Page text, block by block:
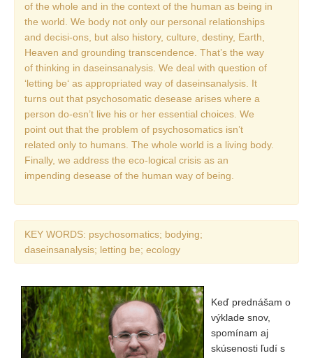
Vydání 4-2016
Archiv
EDITOŘI
BLOG
REDAKCE
Pokyny pro autory
ARCHIV
of the whole and in the context of the human as being in
the world. We body not only our personal relationships
and decisi-ons, but also history, culture, destiny, Earth,
Heaven and grounding transcendence. That’s the way
of thinking in daseinsanalysis. We deal with question of
‘letting be‘ as appropriated way of daseinsanalysis. It
turns out that psychosomatic desease arises where a
person do-esn’t live his or her essential choices. We
point out that the problem of psychosomatics isn’t
related only to humans. The whole world is a living body.
Finally, we address the eco-logical crisis as an
impending desease of the human way of being.
KEY WORDS: psychosomatics; bodying;
daseinsanalysis; letting be; ecology
Keď prednášam o
výklade snov,
spomínam aj
skúsenosti ľudí s